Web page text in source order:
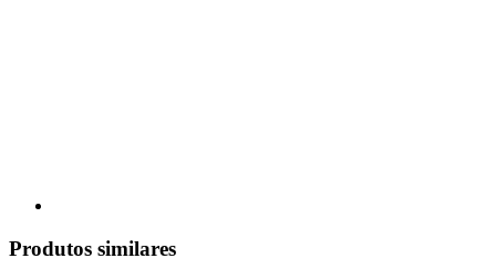
Produtos similares